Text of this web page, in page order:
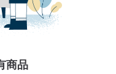
商品